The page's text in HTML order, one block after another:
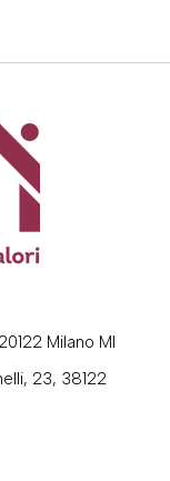
Milano MI
23, 38122